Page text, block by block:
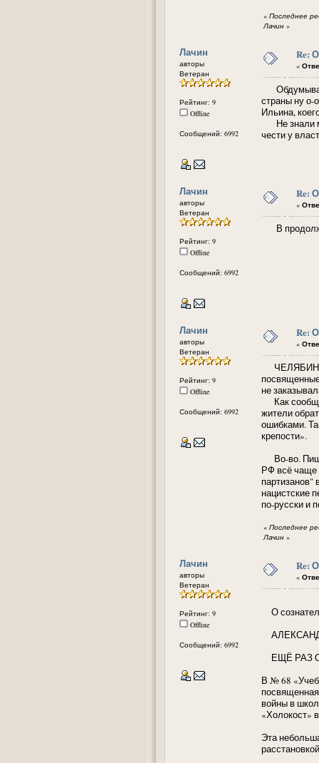
« Последнее
Лачин »
Лачин
авторы
Ветеран
Рейтинг: 9
Offline
Сообщений: 6992
Re:
«
Обдумывая
страны ну
Ильина,
Не знали
чести у
Лачин
авторы
Ветеран
Рейтинг: 9
Offline
Сообщений: 6992
Re:
«
В
Лачин
авторы
Ветеран
Рейтинг: 9
Offline
Сообщений: 6992
Re:
«
не
Как
жители
ошибками.
крепости».
Во-во.
РФ всё чаще
нацистские
по-русски и
« Последнее
Лачин »
Лачин
авторы
Ветеран
Рейтинг: 9
Offline
Сообщений: 6992
Re:
«
О
ЕЩЁ РАЗ
В № 68
войны в
«Холокост»
Эта